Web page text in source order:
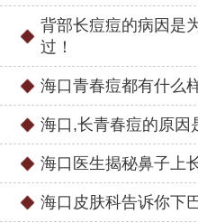
背部长痘痘的病因是
过！
海口青春痘都有什么
海口,长青春痘的原因
海口医生揭秘鼻子上
海口皮肤科告诉你下